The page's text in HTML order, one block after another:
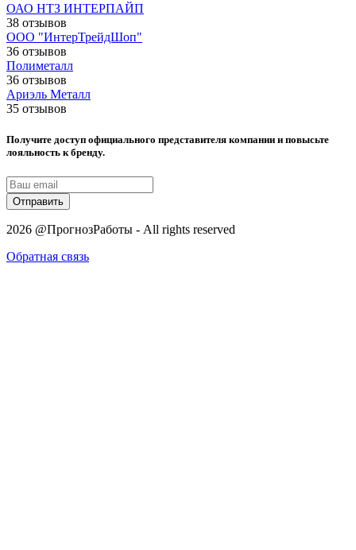
ОАО НТЗ ИНТЕРПАЙП
38 отзывов
ООО "ИнтерТрейдШоп"
36 отзывов
Полиметалл
36 отзывов
Ариэль Металл
35 отзывов
Получите доступ официального представителя компании и повысьте
лояльность к бренду.
Отправить
2026 @ПрогнозРаботы - All rights reserved
Обратная связь